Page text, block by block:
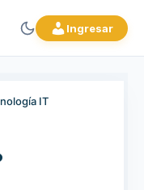
Ingresar
IT